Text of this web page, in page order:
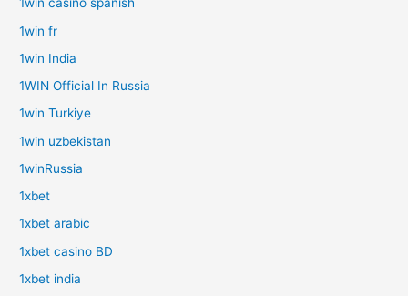
1win casino spanish
1win fr
1win India
1WIN Official In Russia
1win Turkiye
1win uzbekistan
1winRussia
1xbet
1xbet arabic
1xbet casino BD
1xbet india